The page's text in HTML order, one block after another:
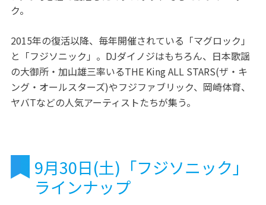
ク。
2015年の復活以降、毎年開催されている「マグロック」
と「フジソニック」。DJダイノジはもちろん、日本歌謡
の大御所・加山雄三率いるTHE King ALL STARS(ザ・キ
ング・オールスターズ)やフジファブリック、岡崎体育、
ヤバTなどの人気アーティストたちが集う。
9月30日(土)「フジソニック」
ラインナップ